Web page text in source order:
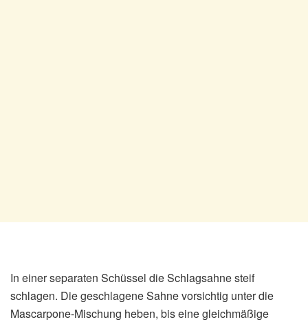
In einer separaten Schüssel die Schlagsahne steif
schlagen. Die geschlagene Sahne vorsichtig unter die
Mascarpone-Mischung heben, bis eine gleichmäßige